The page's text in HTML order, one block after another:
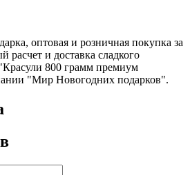
оптовая и розничная покупка за
и доставка сладкого
800 грамм премиум
"Мир Новогодних подарков".